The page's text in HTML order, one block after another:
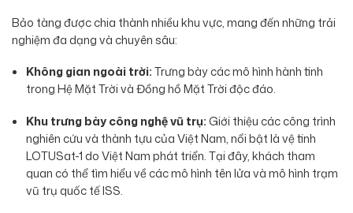
Bảo tàng được chia thành nhiều khu vực, mang đến những trải
nghiệm đa dạng và chuyên sâu:
Không gian ngoài trời:Trưng bày các mô hình hành tinh
trong Hệ Mặt Trời và Đồng hồ Mặt Trời độc đáo.
Khu trưng bày công nghệ vũ trụ:Giới thiệu các công trình
nghiên cứu và thành tựu của Việt Nam, nổi bật là vệ tinh
LOTUSat-1 do Việt Nam phát triển. Tại đây, khách tham
quan có thể tìm hiểu về các mô hình tên lửa và mô hình trạm
vũ trụ quốc tế ISS.